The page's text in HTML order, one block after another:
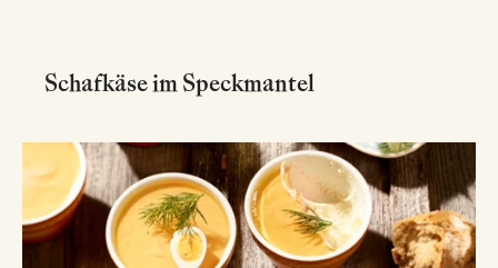
Schafkäse im Speckmantel